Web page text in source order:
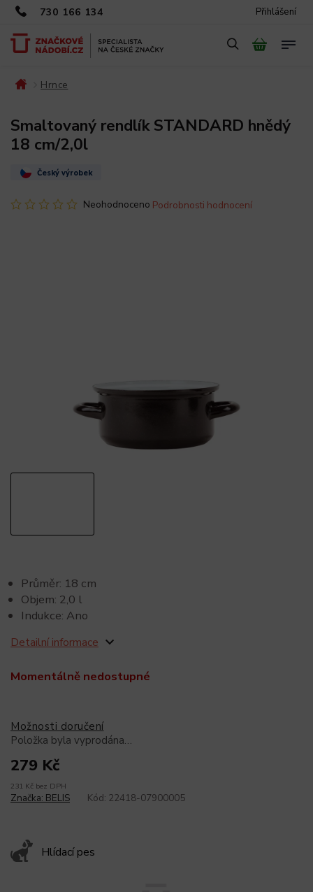
730 166 134 Přihlášení
Hrnce
Smaltovaný rendlík STANDARD hnědý
18 cm/2,0l
Český výrobek
Neohodnoceno Podrobnosti hodnocení
279 Kč
231 Kč bez DPH
Momentálně nedostupné
Možnosti doručení
Položka byla vyprodána…
Průměr: 18 cm
Objem: 2,0 l
Indukce: Ano
Detailní informace
Hlídací pes
Značka: BELIS Kód: 22418-07900005